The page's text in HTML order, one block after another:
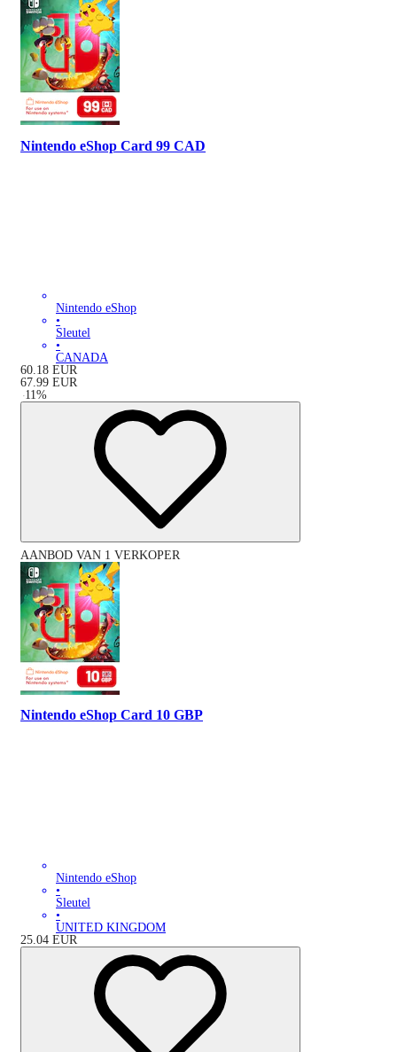
Nintendo eShop Card 99 CAD
Nintendo eShop
•
Sleutel
•
CANADA
60.18 EUR
67.99 EUR
-11%
AANBOD VAN 1 VERKOPER
Nintendo eShop Card 10 GBP
Nintendo eShop
•
Sleutel
•
UNITED KINGDOM
25.04 EUR